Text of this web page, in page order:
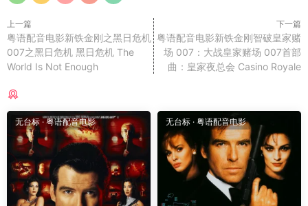
上一篇
粤语配音电影新铁金刚之黑日危机
007之黑日危机 黑日危机 The
World Is Not Enough
下一篇
粤语配音电影新铁金刚智破皇家赌
场 007：大战皇家赌场 007首部
曲：皇家夜总会 Casino Royale
无台标·粤语配音电影 无台标 · 粤语配音电影